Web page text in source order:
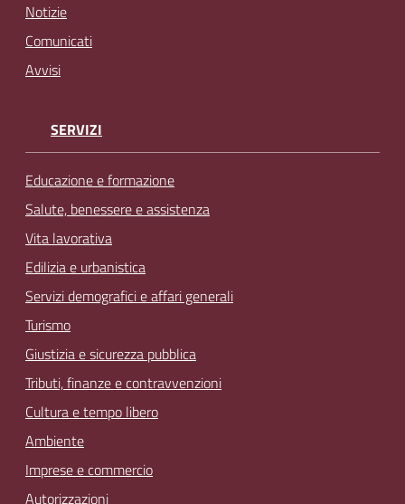
Notizie
Comunicati
Avvisi
SERVIZI
Educazione e formazione
Salute, benessere e assistenza
Vita lavorativa
Edilizia e urbanistica
Servizi demografici e affari generali
Turismo
Giustizia e sicurezza pubblica
Tributi, finanze e contravvenzioni
Cultura e tempo libero
Ambiente
Imprese e commercio
Autorizzazioni